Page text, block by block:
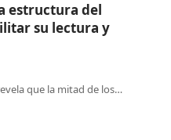
estructura del
su lectura y
que la mitad de los…